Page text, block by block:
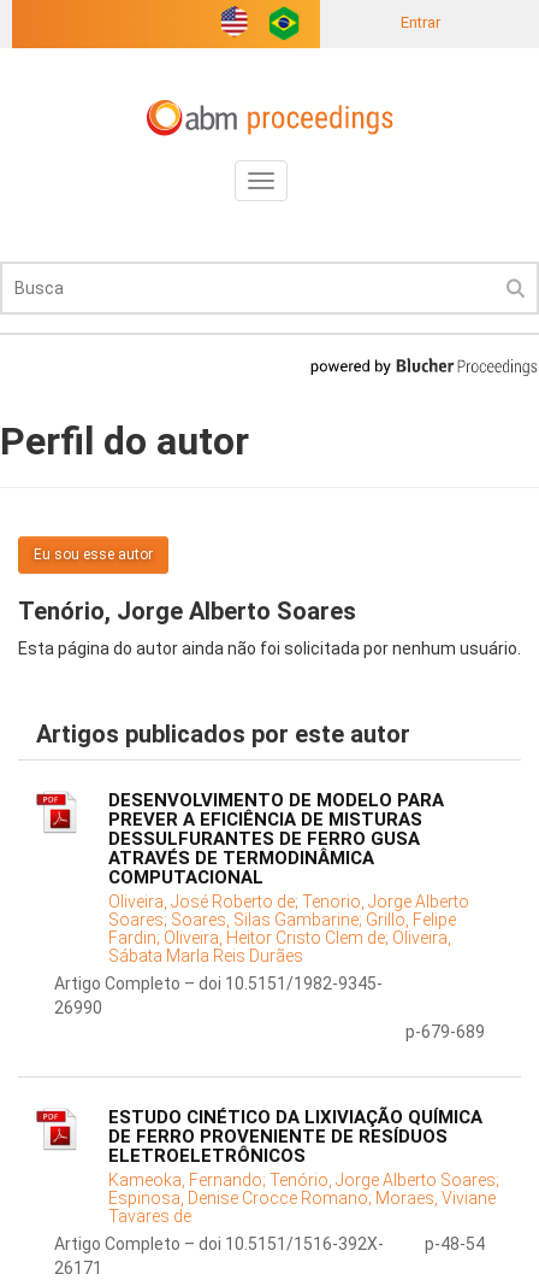
Entrar
Toggle
navigation
Perfil do autor
Eu sou esse autor
Tenório, Jorge Alberto Soares
Esta página do autor ainda não foi solicitada por nenhum usuário.
Artigos publicados por este autor
DESENVOLVIMENTO DE MODELO PARA
PREVER A EFICIÊNCIA DE MISTURAS
DESSULFURANTES DE FERRO GUSA
ATRAVÉS DE TERMODINÂMICA
COMPUTACIONAL
Oliveira, José Roberto de; Tenorio, Jorge Alberto
Soares; Soares, Silas Gambarine; Grillo, Felipe
Fardin; Oliveira, Heitor Cristo Clem de; Oliveira,
Sábata Marla Reis Durães
Artigo Completo – doi 10.5151/1982-9345-
26990
p-679-689
ESTUDO CINÉTICO DA LIXIVIAÇÃO QUÍMICA
DE FERRO PROVENIENTE DE RESÍDUOS
ELETROELETRÔNICOS
Kameoka, Fernando; Tenório, Jorge Alberto Soares;
Espinosa, Denise Crocce Romano; Moraes, Viviane
Tavares de
Artigo Completo – doi 10.5151/1516-392X-
26171
p-48-54